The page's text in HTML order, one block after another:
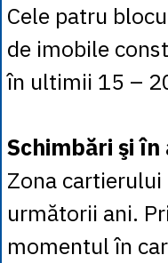
Cele patru
de imobile
în ultimii 15 –
Schimbări şi
Zona
următorii ani.
momentul în